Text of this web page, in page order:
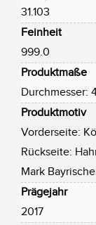
31.103
Feinheit
999.0
Produktmaße
Durchmesser:
Produktmotiv
Vorderseite:
Rückseite:
Mark
Prägejahr
2017